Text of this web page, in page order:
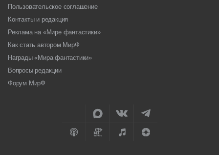
Пользовательское соглашение
Контакты и редакция
Реклама на «Мире фантастики»
Как стать автором МирФ
Награды «Мира фантастики»
Вопросы редакции
Форум МирФ